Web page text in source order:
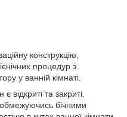
конструкцію,
процедур з
у ванній кімнаті.
відкриті та закриті.
обмежуючись бічними